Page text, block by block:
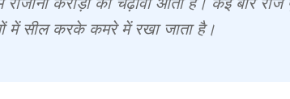
में सील करके कमरे में रखा जाता है।